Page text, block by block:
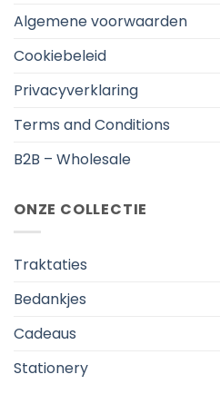
Algemene voorwaarden
Cookiebeleid
Privacyverklaring
Terms and Conditions
B2B – Wholesale
ONZE COLLECTIE
Traktaties
Bedankjes
Cadeaus
Stationery